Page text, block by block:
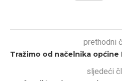
prethodni
Tražimo od načelnika
sljedeći